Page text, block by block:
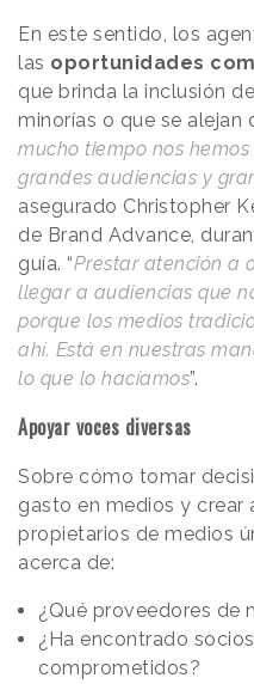
En este sentido, los
las oportunidades
que brinda la inclusión
minorías o que se alejan
mucho tiempo nos
grandes audiencias y
asegurado Christopher
de Brand Advance,
guía. “Prestar atención a
llegar a audiencias que
porque los medios
ahí. Está en nuestras
lo que lo hacíamos”.
Apoyar voces diversas
Sobre cómo tomar
gasto en medios y crear
propietarios de medios
acerca de:
¿Qué proveedores de
¿Ha encontrado
comprometidos?